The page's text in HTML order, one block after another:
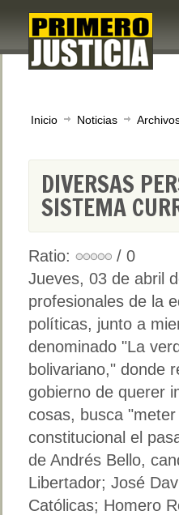
Inicio Noticias
DIVERSAS
SISTEMA
Ratio:
/ 0
Jueves, 03 de abril
profesionales de la
políticas, junto a
denominado "La
bolivariano," donde
gobierno de querer
cosas, busca
constitucional el
de Andrés Bello,
Libertador; José
Católicas; Homero